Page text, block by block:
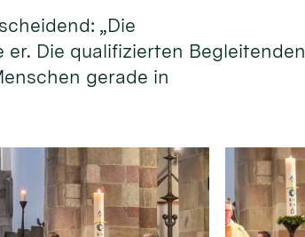
„Die
Die qualifizierten Begleitenden
gerade in